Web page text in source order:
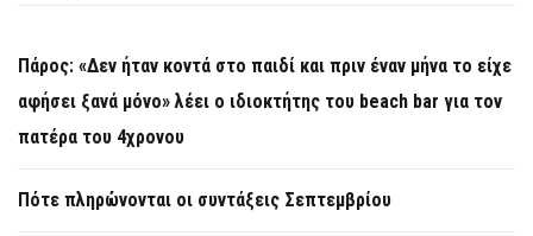
Πάρος: «Δεν ήταν κοντά στο παιδί και πριν έναν μήνα το είχε
αφήσει ξανά μόνο» λέει ο ιδιοκτήτης του beach bar για τον
πατέρα του 4χρονου
Πότε πληρώνονται οι συντάξεις Σεπτεμβρίου